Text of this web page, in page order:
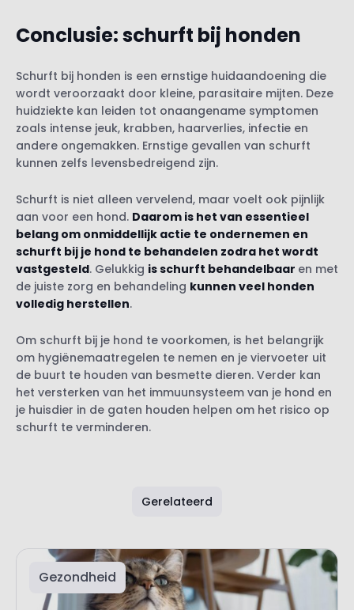
Conclusie: schurft bij honden
Schurft bij honden is een ernstige huidaandoening die
wordt veroorzaakt door kleine, parasitaire mijten. Deze
huidziekte kan leiden tot onaangename symptomen
zoals intense jeuk, krabben, haarverlies, infectie en
andere ongemakken. Ernstige gevallen van schurft
kunnen zelfs levensbedreigend zijn.
Schurft is niet alleen vervelend, maar voelt ook pijnlijk
aan voor een hond. Daarom is het van essentieel
belang om onmiddellijk actie te ondernemen en
schurft bij je hond te behandelen zodra het wordt
vastgesteld. Gelukkig is schurft behandelbaar en met
de juiste zorg en behandeling kunnen veel honden
volledig herstellen.
Om schurft bij je hond te voorkomen, is het belangrijk
om hygiënemaatregelen te nemen en je viervoeter uit
de buurt te houden van besmette dieren. Verder kan
het versterken van het immuunsysteem van je hond en
je huisdier in de gaten houden helpen om het risico op
schurft te verminderen.
Gerelateerd
Gezondheid